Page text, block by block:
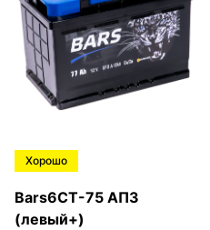
Хорошо
Bars6СТ-75 АПЗ
(левый+)